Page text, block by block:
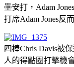
壘安打，Adam
打席Adam Jones反
四棒Chris Davis被
人的得點圈打擊機